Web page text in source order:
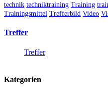
technik techniktraining Training
Trainingsmittel Trefferbild Video
Treffer
Treffer
Kategorien